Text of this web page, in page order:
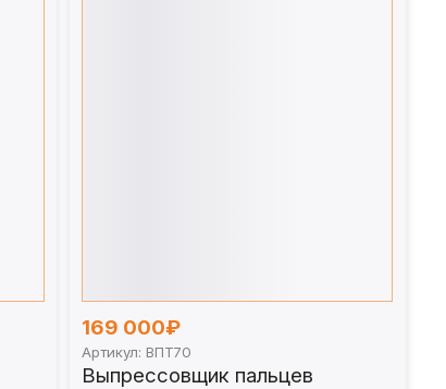
169 000₽
Артикул: ВПТ70
Выпрессовщик пальцев